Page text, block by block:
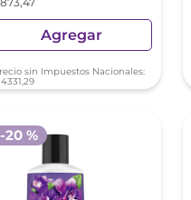
Agregar
sin Impuestos Nacionales:
4331,29
-20 %